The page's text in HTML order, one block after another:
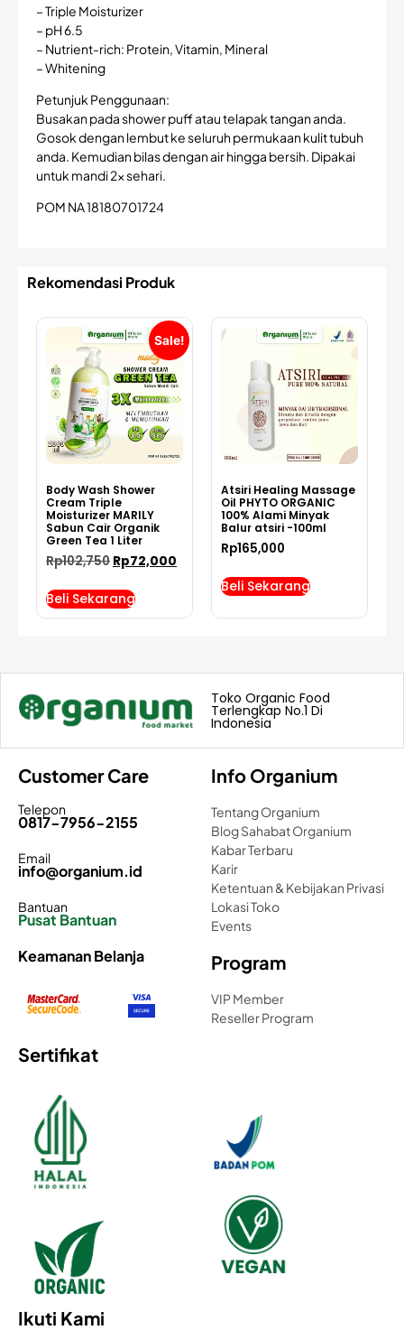
– Triple Moisturizer
– pH 6.5
– Nutrient-rich: Protein, Vitamin, Mineral
– Whitening
Petunjuk Penggunaan:
Busakan pada shower puff atau telapak tangan anda.
Gosok dengan lembut ke seluruh permukaan kulit tubuh
anda. Kemudian bilas dengan air hingga bersih. Dipakai
untuk mandi 2x sehari.
POM NA 18180701724
Rekomendasi Produk
Sale!
Body Wash Shower
Cream Triple
Moisturizer MARILY
Sabun Cair Organik
Green Tea 1 Liter
Rp102,750 Rp72,000
Beli Sekarang
Atsiri Healing Massage
Oil PHYTO ORGANIC
100% Alami Minyak
Balur atsiri -100ml
Rp165,000
Beli Sekarang
Toko Organic Food
Terlengkap No.1 Di
Indonesia
Customer Care
Telepon
0817-7956-2155
Email
info@organium.id
Bantuan
Pusat Bantuan
Keamanan Belanja
Info Organium
Tentang Organium
Blog Sahabat Organium
Kabar Terbaru
Karir
Ketentuan & Kebijakan Privasi
Lokasi Toko
Events
Program
VIP Member
Reseller Program
Sertifikat
Ikuti Kami